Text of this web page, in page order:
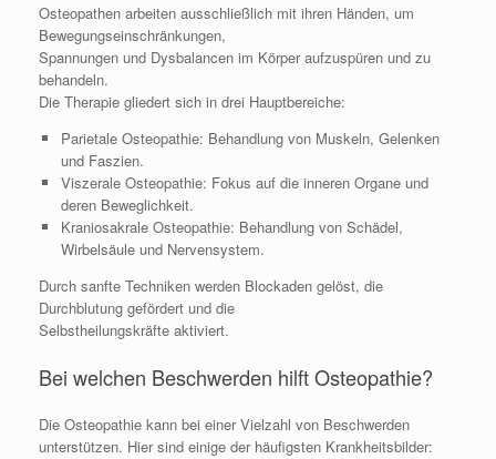
Osteopathen arbeiten ausschließlich mit ihren Händen, um
Bewegungseinschränkungen,
Spannungen und Dysbalancen im Körper aufzuspüren und zu
behandeln.​
Die Therapie gliedert sich in drei Hauptbereiche:
Parietale Osteopathie: Behandlung von Muskeln, Gelenken
und Faszien.
Viszerale Osteopathie: Fokus auf die inneren Organe und
deren Beweglichkeit.
Kraniosakrale Osteopathie: Behandlung von Schädel,
Wirbelsäule und Nervensystem.
Durch sanfte Techniken werden Blockaden gelöst, die
Durchblutung gefördert und die
Selbstheilungskräfte aktiviert.
Bei welchen Beschwerden hilft Osteopathie?
Die Osteopathie kann bei einer Vielzahl von Beschwerden
unterstützen. Hier sind einige der häufigsten Krankheitsbilder: